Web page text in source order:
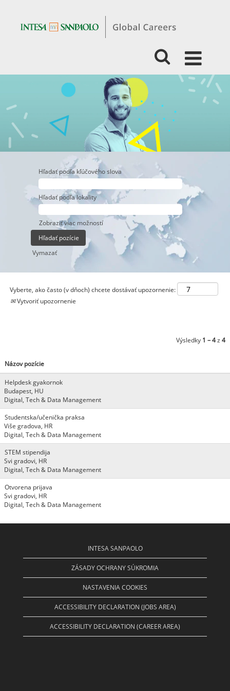
ŠTUDENTI
DIGITAL,
TECH
MANAŽMENT
Hľadať podľa kľúčového slova
Hľadať podľa lokality
Zobraziť viac možností
Vymazať
Vyberte, ako často (v dňoch) chcete dostávať upozornenie:
Vytvoriť upozornenie
Výsledky 1 – 4z 4
Názov pozície
Helpdesk gyakornok
Budapest, HU
Digital, Tech & Data Management
Studentska/učenička praksa
Više gradova, HR
Digital, Tech & Data Management
STEM stipendija
Svi gradovi, HR
Digital, Tech & Data Management
Otvorena prijava
Svi gradovi, HR
Digital, Tech & Data Management
INTESA SANPAOLO
ZÁSADY OCHRANY SÚKROMIA
NASTAVENIA COOKIES
ACCESSIBILITY DECLARATION (JOBS AREA)
ACCESSIBILITY DECLARATION (CAREER AREA)